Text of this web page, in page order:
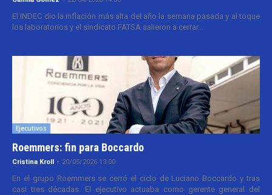
El INDEC dio la inflación más alta del año la semana pasada y al toque
los laboratorios y el sindicato FATSA salieron a cerrar...
Ejecutivos
Roemmers: fin para Boccardo
Cristina Kroll - 20/05/2026 13:00
En el grupo Roemmers se cerró el ciclo de Luciano Boccardo y tras
casi tres décadas. El ejecutivo actuaba como gerente general del